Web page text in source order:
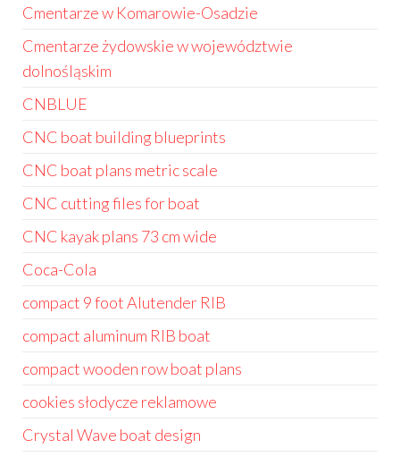
Cmentarze w Komarowie-Osadzie
Cmentarze żydowskie w województwie
dolnośląskim
CNBLUE
CNC boat building blueprints
CNC boat plans metric scale
CNC cutting files for boat
CNC kayak plans 73 cm wide
Coca-Cola
compact 9 foot Alutender RIB
compact aluminum RIB boat
compact wooden row boat plans
cookies słodycze reklamowe
Crystal Wave boat design